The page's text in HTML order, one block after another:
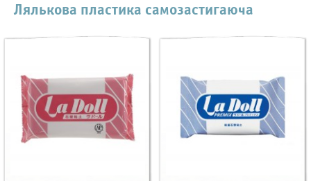
Лялькова пластика самозастигаюча